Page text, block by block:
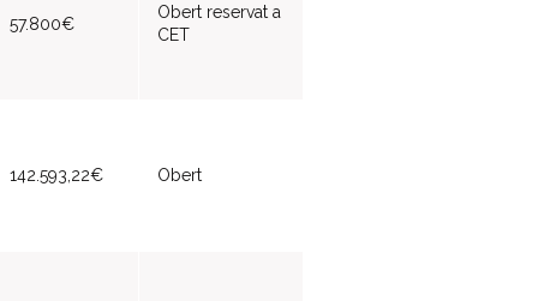
57.800€
Obert reservat a
CET
142.593,22€ Obert